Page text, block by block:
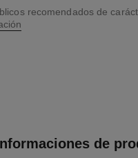
recomendados de
de